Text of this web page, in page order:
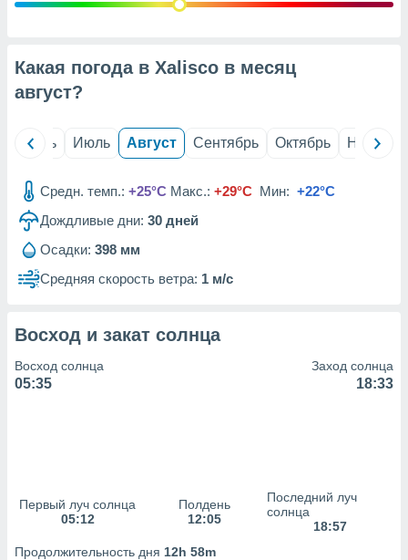
данных
рекламы
сведения
Какая погода в Xalisco в месяц
август?
Июнь Июль Август Сентябрь Октябрь Ноябрь
Средн. темп.: +25°C Макс.: +29°C Мин: +22°C
Дождливые дни: 30 дней
Осадки: 398 мм
Средняя скорость ветра: 1 м/с
Восход и закат солнца
Восход солнца
05:35
Заход солнца
18:33
Первый луч солнца
05:12
Полдень
12:05
Последний луч
солнца
18:57
Продолжительность дня 12h 58m